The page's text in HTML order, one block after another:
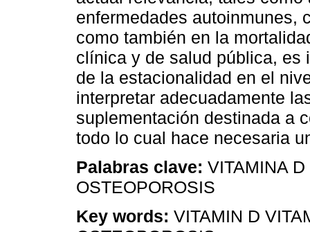
enfermedades autoinmunes,
como también en la
clínica y de salud pública, es
de la estacionalidad en el
interpretar adecuadamente
suplementación destinada a
todo lo cual hace necesaria
Palabras clave: VITAMINA
OSTEOPOROSIS
Key words: VITAMIN D